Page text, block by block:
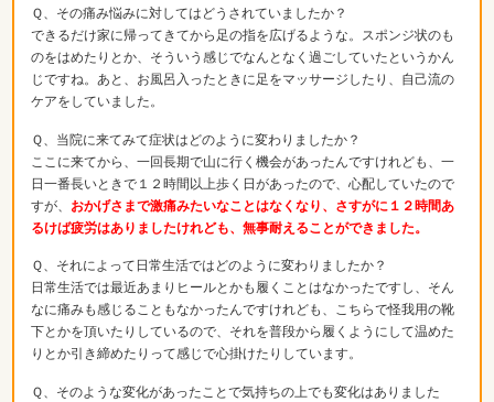
Ｑ、その痛み悩みに対してはどうされていましたか？
できるだけ家に帰ってきてから足の指を広げるような。スポンジ状のも
のをはめたりとか、そういう感じでなんとなく過ごしていたというかん
じですね。あと、お風呂入ったときに足をマッサージしたり、自己流の
ケアをしていました。
Ｑ、当院に来てみて症状はどのように変わりましたか？
ここに来てから、一回長期で山に行く機会があったんですけれども、一
日一番長いときで１２時間以上歩く日があったので、心配していたので
すが、 おかげさまで激痛みたいなことはなくなり、さすがに１２時間あ
るけば疲労はありましたけれども、無事耐えることができました。
Ｑ、それによって日常生活ではどのように変わりましたか？
日常生活では最近あまりヒールとかも履くことはなかったですし、そん
なに痛みも感じることもなかったんですけれども、こちらで怪我用の靴
下とかを頂いたりしているので、それを普段から履くようにして温めた
りとか引き締めたりって感じで心掛けたりしています。
Ｑ、そのような変化があったことで気持ちの上でも変化はありました